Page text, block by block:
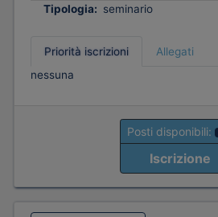
Tipologia: seminario
Priorità iscrizioni Allegati
nessuna
Posti disponibili:
Iscrizione